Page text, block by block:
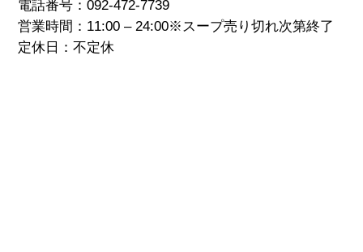
電話番号：092-472-7739
営業時間：11:00 – 24:00※スープ売り切れ次第終了
定休日：不定休